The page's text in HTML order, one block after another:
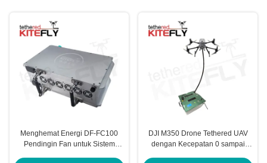
Menghemat Energi DF-FC100
Pendingin Fan untuk Sistem
DJI M350 Drone Tethered UAV
dengan Kecepatan 0 sampai